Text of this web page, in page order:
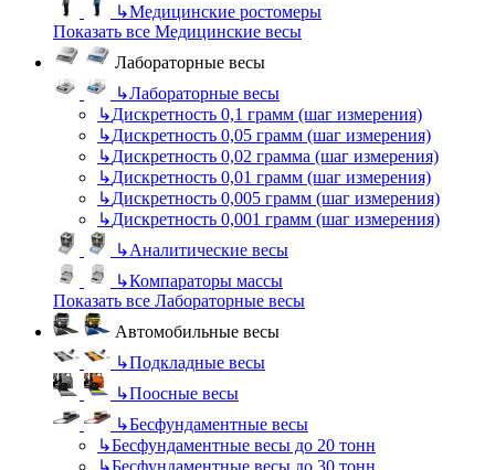
↳Медицинские ростомеры
Показать все Медицинские весы
Лабораторные весы
↳Лабораторные весы
↳Дискретность 0,1 грамм (шаг измерения)
↳Дискретность 0,05 грамм (шаг измерения)
↳Дискретность 0,02 грамма (шаг измерения)
↳Дискретность 0,01 грамм (шаг измерения)
↳Дискретность 0,005 грамм (шаг измерения)
↳Дискретность 0,001 грамм (шаг измерения)
↳Аналитические весы
↳Компараторы массы
Показать все Лабораторные весы
Автомобильные весы
↳Подкладные весы
↳Поосные весы
↳Бесфундаментные весы
↳Бесфундаментные весы до 20 тонн
↳Бесфундаментные весы до 30 тонн